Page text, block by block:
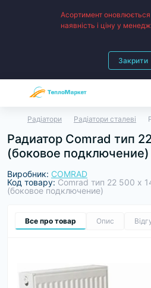
Асортимент
наявність і ціну у
Закрити
Радіатори Радіатори сталеві
Радиатор Comrad тип
(боковое подключение)
Виробник: COMRAD
Код товару: Comrad тип 22 500 х
(боковое подключение)
Все про товар Опис